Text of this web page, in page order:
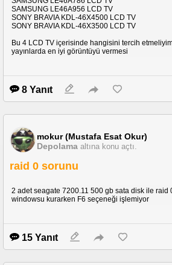
SAMSUNG LE46A956 LCD TV
SONY BRAVIA KDL-46X4500 LCD TV
SONY BRAVIA KDL-46X3500 LCD TV
Bu 4 LCD TV içerisinde hangisini tercih
yayınlarda en iyi görüntüyü vermesi
8 Yanıt
mokur (Mustafa Esat Okur)
Depolama altına konu açtı.
raid 0 sorunu
2 adet seagate 7200.11 500 gb sata disk ile raid
windowsu kurarken F6 seçeneği işlemiyor
15 Yanıt